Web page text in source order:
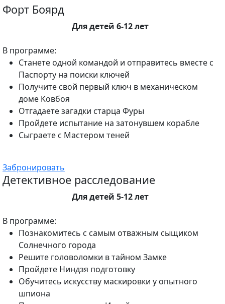
Форт Боярд
Для детей 6-12 лет
В программе:
Станете одной командой и отправитесь вместе с
Паспорту на поиски ключей
Получите свой первый ключ в механическом
доме Ковбоя
Отгадаете загадки старца Фуры
Пройдете испытание на затонувшем корабле
Сыграете с Мастером теней
Забронировать
Детективное расследование
Для детей 5-12 лет
В программе:
Познакомитесь с самым отважным сыщиком
Солнечного города
Решите головоломки в тайном Замке
Пройдете Ниндзя подготовку
Обучитесь искусству маскировки у опытного
шпиона